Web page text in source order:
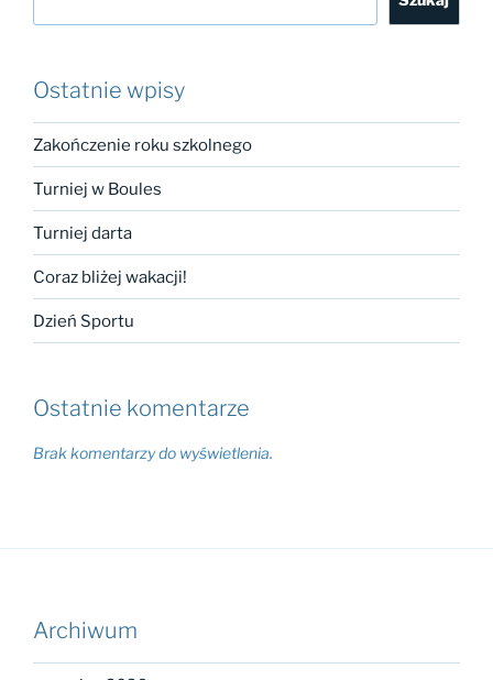
Ostatnie wpisy
Zakończenie roku szkolnego
Turniej w Boules
Turniej darta
Coraz bliżej wakacji!
Dzień Sportu
Ostatnie komentarze
Brak komentarzy do wyświetlenia.
Archiwum